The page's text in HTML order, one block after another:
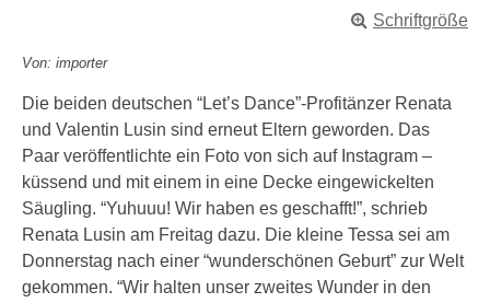
Schriftgröße
Von: importer
Die beiden deutschen “Let’s Dance”-Profitänzer Renata
und Valentin Lusin sind erneut Eltern geworden. Das
Paar veröffentlichte ein Foto von sich auf Instagram –
küssend und mit einem in eine Decke eingewickelten
Säugling. “Yuhuuu! Wir haben es geschafft!”, schrieb
Renata Lusin am Freitag dazu. Die kleine Tessa sei am
Donnerstag nach einer “wunderschönen Geburt” zur Welt
gekommen. “Wir halten unser zweites Wunder in den